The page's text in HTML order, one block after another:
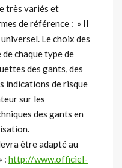
très variés et
de référence : » Il
Le choix des
chaque type de
des gants, des
indications de risque
sur les
des gants en
être adapté au
: http://www.officiel-